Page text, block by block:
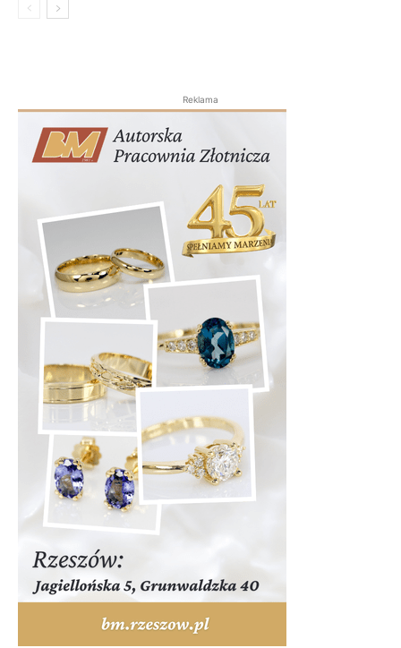
Reklama